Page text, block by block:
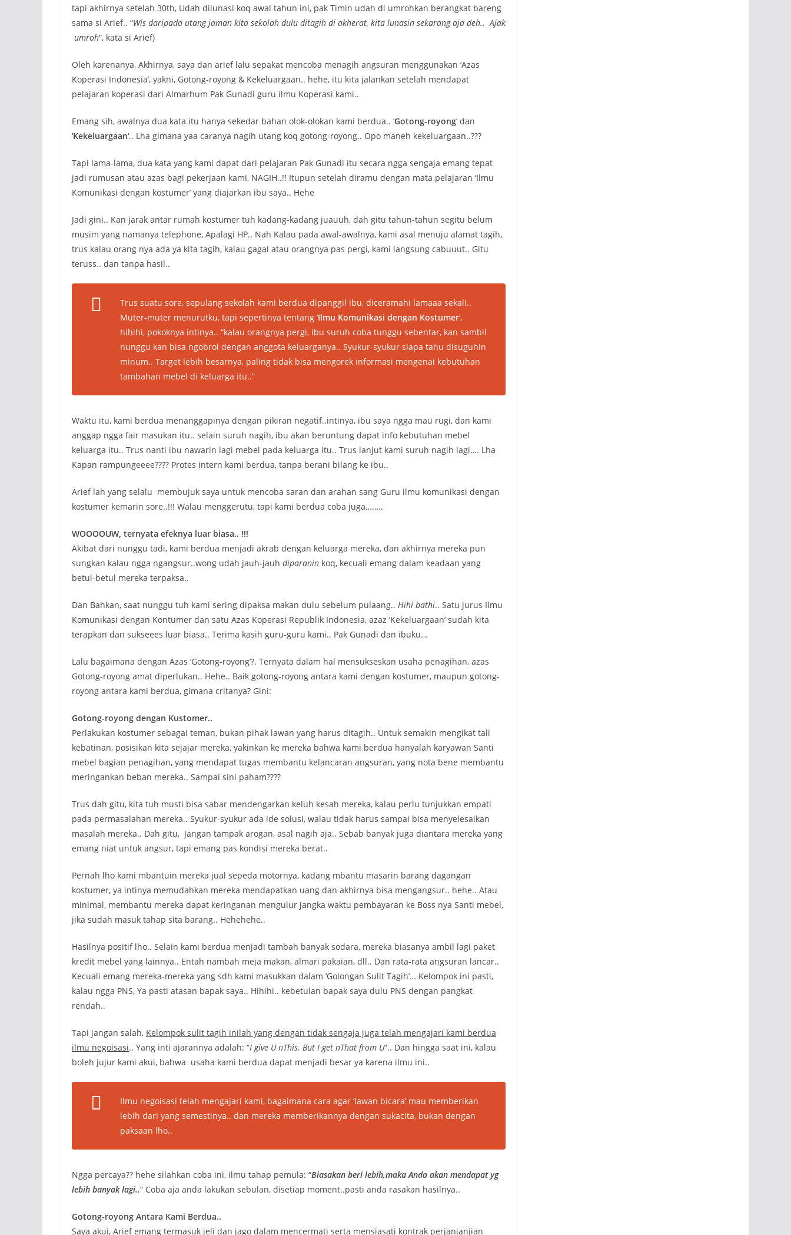
tapi akhirnya setelah 30th, Udah dilunasi koq awal tahun ini, pak Timin udah di umrohkan berangkat bareng
sama si Arief.. “Wis daripada utang jaman kita sekolah dulu ditagih di akherat, kita lunasin sekarang aja deh.. Ajak
umroh“, kata si Arief)
Oleh karenanya, Akhirnya, saya dan arief lalu sepakat mencoba menagih angsuran menggunakan ‘Azas
Koperasi Indonesia’, yakni, Gotong-royong & Kekeluargaan.. hehe, itu kita jalankan setelah mendapat
pelajaran koperasi dari Almarhum Pak Gunadi guru ilmu Koperasi kami..
Emang sih, awalnya dua kata itu hanya sekedar bahan olok-olokan kami berdua.. ‘Gotong-royong‘ dan
‘Kekeluargaan‘.. Lha gimana yaa caranya nagih utang koq gotong-royong.. Opo maneh kekeluargaan..???
Tapi lama-lama, dua kata yang kami dapat dari pelajaran Pak Gunadi itu secara ngga sengaja emang tepat
jadi rumusan atau azas bagi pekerjaan kami, NAGIH..!! Itupun setelah diramu dengan mata pelajaran ‘Ilmu
Komunikasi dengan kostumer’ yang diajarkan ibu saya.. Hehe
Jadi gini.. Kan jarak antar rumah kostumer tuh kadang-kadang juauuh, dah gitu tahun-tahun segitu belum
musim yang namanya telephone, Apalagi HP.. Nah Kalau pada awal-awalnya, kami asal menuju alamat tagih,
trus kalau orang nya ada ya kita tagih, kalau gagal atau orangnya pas pergi, kami langsung cabuuut.. Gitu
teruss.. dan tanpa hasil..
Trus suatu sore, sepulang sekolah kami berdua dipanggil ibu, diceramahi lamaaa sekali..
Muter-muter menurutku, tapi sepertinya tentang ‘Ilmu Komunikasi dengan Kostumer‘,
hihihi, pokoknya intinya.. “kalau orangnya pergi, ibu suruh coba tunggu sebentar, kan sambil
nunggu kan bisa ngobrol dengan anggota keluarganya.. Syukur-syukur siapa tahu disuguhin
minum.. Target lebih besarnya, paling tidak bisa mengorek informasi mengenai kebutuhan
tambahan mebel di keluarga itu..”
Waktu itu, kami berdua menanggapinya dengan pikiran negatif..intinya, ibu saya ngga mau rugi, dan kami
anggap ngga fair masukan itu.. selain suruh nagih, ibu akan beruntung dapat info kebutuhan mebel
keluarga itu.. Trus nanti ibu nawarin lagi mebel pada keluarga itu.. Trus lanjut kami suruh nagih lagi…. Lha
Kapan rampungeeee???? Protes intern kami berdua, tanpa berani bilang ke ibu..
Arief lah yang selalu membujuk saya untuk mencoba saran dan arahan sang Guru ilmu komunikasi dengan
kostumer kemarin sore..!!! Walau menggerutu, tapi kami berdua coba juga……..
WOOOOUW, ternyata efeknya luar biasa.. !!!
Akibat dari nunggu tadi, kami berdua menjadi akrab dengan keluarga mereka, dan akhirnya mereka pun
sungkan kalau ngga ngangsur..wong udah jauh-jauh diparanin koq, kecuali emang dalam keadaan yang
betul-betul mereka terpaksa..
Dan Bahkan, saat nunggu tuh kami sering dipaksa makan dulu sebelum pulaang.. Hihi bathi.. Satu jurus Ilmu
Komunikasi dengan Kontumer dan satu Azas Koperasi Republik Indonesia, azaz ‘Kekeluargaan’ sudah kita
terapkan dan sukseees luar biasa.. Terima kasih guru-guru kami.. Pak Gunadi dan ibuku…
Lalu bagaimana dengan Azas ‘Gotong-royong’?. Ternyata dalam hal mensukseskan usaha penagihan, azas
Gotong-royong amat diperlukan.. Hehe.. Baik gotong-royong antara kami dengan kostumer, maupun gotong-
royong antara kami berdua, gimana critanya? Gini:
Gotong-royong dengan Kustomer..
Perlakukan kostumer sebagai teman, bukan pihak lawan yang harus ditagih.. Untuk semakin mengikat tali
kebatinan, posisikan kita sejajar mereka, yakinkan ke mereka bahwa kami berdua hanyalah karyawan Santi
mebel bagian penagihan, yang mendapat tugas membantu kelancaran angsuran, yang nota bene membantu
meringankan beban mereka.. Sampai sini paham????
Trus dah gitu, kita tuh musti bisa sabar mendengarkan keluh kesah mereka, kalau perlu tunjukkan empati
pada permasalahan mereka.. Syukur-syukur ada ide solusi, walau tidak harus sampai bisa menyelesaikan
masalah mereka.. Dah gitu, Jangan tampak arogan, asal nagih aja.. Sebab banyak juga diantara mereka yang
emang niat untuk angsur, tapi emang pas kondisi mereka berat..
Pernah lho kami mbantuin mereka jual sepeda motornya, kadang mbantu masarin barang dagangan
kostumer, ya intinya memudahkan mereka mendapatkan uang dan akhirnya bisa mengangsur.. hehe.. Atau
minimal, membantu mereka dapat keringanan mengulur jangka waktu pembayaran ke Boss nya Santi mebel,
jika sudah masuk tahap sita barang.. Hehehehe..
Hasilnya positif lho.. Selain kami berdua menjadi tambah banyak sodara, mereka biasanya ambil lagi paket
kredit mebel yang lainnya.. Entah nambah meja makan, almari pakaian, dll.. Dan rata-rata angsuran lancar..
Kecuali emang mereka-mereka yang sdh kami masukkan dalam ‘Golongan Sulit Tagih’… Kelompok ini pasti,
kalau ngga PNS, Ya pasti atasan bapak saya.. Hihihi.. kebetulan bapak saya dulu PNS dengan pangkat
rendah..
Tapi jangan salah, Kelompok sulit tagih inilah yang dengan tidak sengaja juga telah mengajari kami berdua
ilmu negoisasi.. Yang inti ajarannya adalah: “I give U nThis. But I get nThat from U“.. Dan hingga saat ini, kalau
boleh jujur kami akui, bahwa usaha kami berdua dapat menjadi besar ya karena ilmu ini..
Ilmu negoisasi telah mengajari kami, bagaimana cara agar ‘lawan bicara’ mau memberikan
lebih dari yang semestinya.. dan mereka memberikannya dengan sukacita, bukan dengan
paksaan lho..
Ngga percaya?? hehe silahkan coba ini, ilmu tahap pemula: “Biasakan beri lebih,maka Anda akan mendapat yg
lebih banyak lagi..” Coba aja anda lakukan sebulan, disetiap moment..pasti anda rasakan hasilnya..
Gotong-royong Antara Kami Berdua..
Saya akui, Arief emang termasuk jeli dan jago dalam mencermati serta mensiasati kontrak perjanjanjian